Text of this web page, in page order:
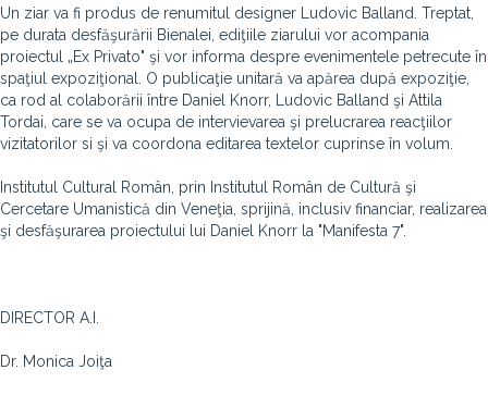
Un ziar va fi produs de renumitul designer Ludovic Balland. Treptat,
pe durata desfăşurării Bienalei, ediţiile ziarului vor acompania
proiectul „Ex Privato" şi vor informa despre evenimentele petrecute în
spaţiul expoziţional. O publicaţie unitară va apărea după expoziţie,
ca rod al colaborării între Daniel Knorr, Ludovic Balland şi Attila
Tordai, care se va ocupa de intervievarea şi prelucrarea reacţiilor
vizitatorilor si şi va coordona editarea textelor cuprinse în volum.
Institutul Cultural Român, prin Institutul Român de Cultură şi
Cercetare Umanistică din Veneţia, sprijină, inclusiv financiar, realizarea
şi desfăşurarea proiectului lui Daniel Knorr la "Manifesta 7".
DIRECTOR A.I.
Dr. Monica Joiţa